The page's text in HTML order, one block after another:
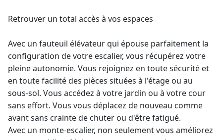
Retrouver un total accès à vos espaces
Avec un fauteuil élévateurqui épouse parfaitement la
configuration de votre escalier, vous récupérez votre
pleine autonomie. Vous rejoignez en toute sécurité et
en toute facilité des pièces situées à l'étage ou au
sous-sol. Vous accédez à votre jardin ou à votre cour
sans effort. Vous vous déplacez de nouveau comme
avant sans crainte de chuter ou d'être fatigué.
Avec un monte-escalier, non seulement vous améliorez